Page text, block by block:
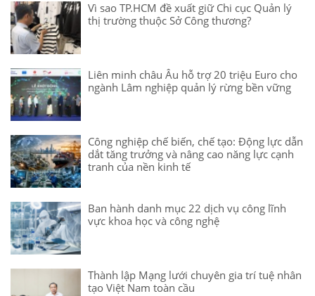
Vì sao TP.HCM đề xuất giữ Chi cục Quản lý
thị trường thuộc Sở Công thương?
Liên minh châu Âu hỗ trợ 20 triệu Euro cho
ngành Lâm nghiệp quản lý rừng bền vững
Công nghiệp chế biến, chế tạo: Động lực dẫn
dắt tăng trưởng và nâng cao năng lực cạnh
tranh của nền kinh tế
Ban hành danh mục 22 dịch vụ công lĩnh
vực khoa học và công nghệ
Thành lập Mạng lưới chuyên gia trí tuệ nhân
tạo Việt Nam toàn cầu